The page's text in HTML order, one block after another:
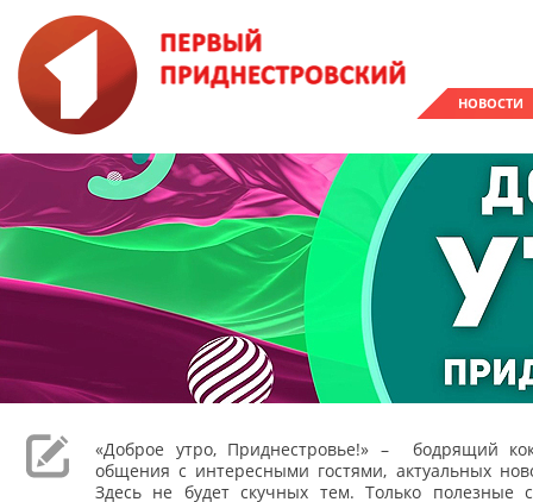
НОВОСТИ
«Доброе утро, Приднестровье!» – бодрящий
общения с интересными гостями, актуальных
Здесь не будет скучных тем. Только полезные